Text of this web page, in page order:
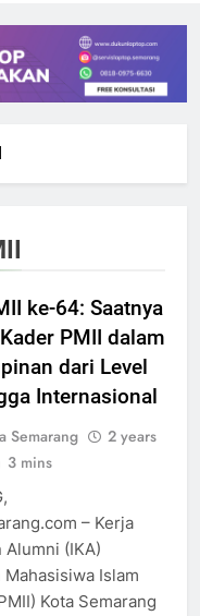
ke-64: Saatnya
PMII dalam
dari Level
Internasional
Semarang
2 years
3 mins
– Kerja
Alumni (IKA)
Islam
Kota Semarang